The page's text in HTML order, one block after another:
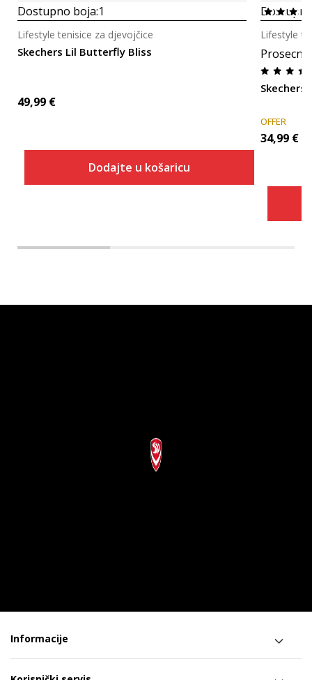
Dostupno boja:1
Skechers Lil Butterfly Bliss
Lifestyle tenisice za djevojčice
49,99 €
Dodajte u košaricu
Skechers
Lifestyle
OFFER
34,99 €
Informacije